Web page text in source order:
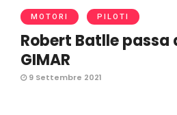
MOTORI PILOTI
Robert Batlle passa
GIMAR
9 Settembre 2021